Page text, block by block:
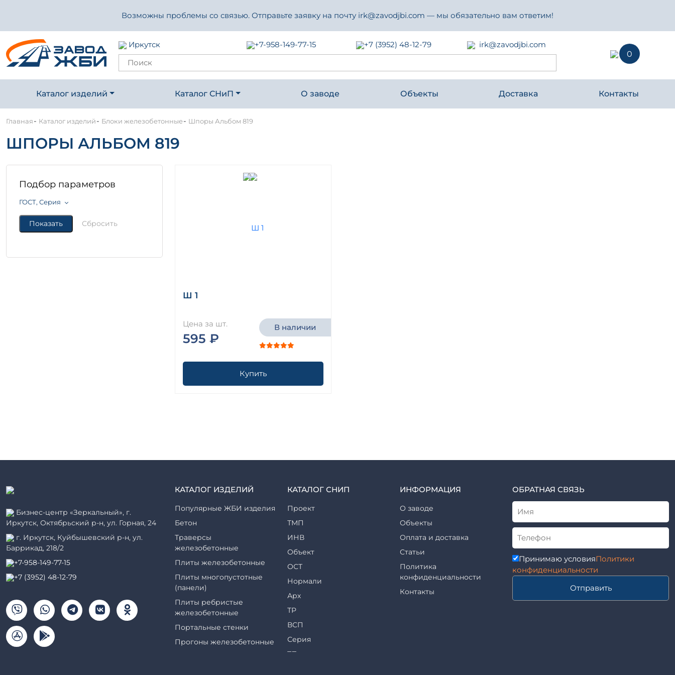
Возможны проблемы со связью. Отправьте заявку на почту irk@zavodjbi.com — мы обязательно вам ответим!
Иркутск +7-958-149-77-15 +7 (3952) 48-12-79
irk@zavodjbi.com
0
Каталог изделий Каталог СНиП О заводе Объекты Доставка Контакты
Главная- Каталог изделий- Блоки железобетонные- Шпоры Альбом 819
ШПОРЫ АЛЬБОМ 819
Подбор параметров
ГОСТ, Серия
Ш 1
Цена за шт.
595 ₽
В наличии
Купить
Бизнес-центр «Зеркальный», г.
Иркутск, Октябрьский р-н, ул. Горная, 24
г. Иркутск, Куйбышевский р-н, ул.
Баррикад, 218/2
+7-958-149-77-15
+7 (3952) 48-12-79
КАТАЛОГ ИЗДЕЛИЙ
Популярные ЖБИ изделия
Бетон
Траверсы
железобетонные
Плиты железобетонные
Плиты многопустотные
(панели)
Плиты ребристые
железобетонные
Портальные стенки
Прогоны железобетонные
КАТАЛОГ СНИП
Проект
ТМП
ИНВ
Объект
ОСТ
Нормали
Арх
ТР
ВСП
Серия
ТП
ИНФОРМАЦИЯ
О заводе
Объекты
Оплата и доставка
Статьи
Политика
конфиденциальности
Контакты
ОБРАТНАЯ СВЯЗЬ
Принимаю условияПолитики
конфиденциальности
Отправить